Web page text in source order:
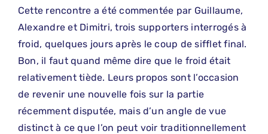
Cette rencontre a été commentée par Guillaume,
Alexandre et Dimitri, trois supporters interrogés à
froid, quelques jours après le coup de sifflet final.
Bon, il faut quand même dire que le froid était
relativement tiède. Leurs propos sont l’occasion
de revenir une nouvelle fois sur la partie
récemment disputée, mais d’un angle de vue
distinct à ce que l’on peut voir traditionnellement